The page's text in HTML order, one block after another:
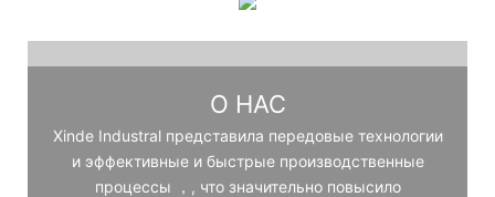
О НАС
Xinde Industral представила передовые технологии
и эффективные и быстрые производственные
процессы ，, что значительно повысило